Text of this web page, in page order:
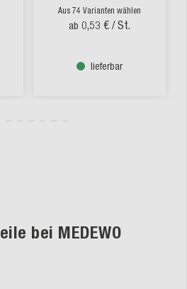
Aus 74 Varianten wählen
ab 0,53 € / St.
lieferbar
bei MEDEWO